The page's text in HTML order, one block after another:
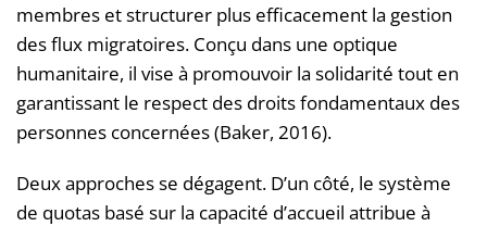
membres et structurer plus efficacement la gestion
des flux migratoires. Conçu dans une optique
humanitaire, il vise à promouvoir la solidarité tout en
garantissant le respect des droits fondamentaux des
personnes concernées (Baker, 2016).
Deux approches se dégagent. D’un côté, le système
de quotas basé sur la capacité d’accueil attribue à